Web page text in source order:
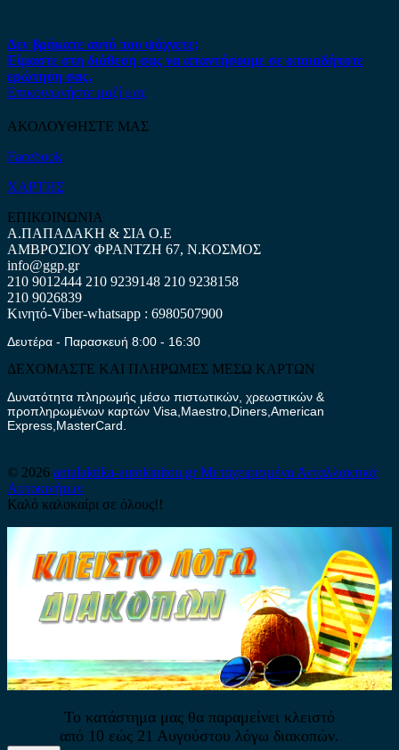
Δεν βρήκατε αυτό που ψάχνετε;
Είμαστε στη διάθεση σας να απαντήσουμε σε οποιαδήποτε
ερώτηση σας.
Επικοινωνήστε μαζί μας
ΑΚΟΛΟΥΘΗΣΤΕ ΜΑΣ
Facebook
ΧΑΡΤΗΣ
ΕΠΙΚΟΙΝΩΝΙΑ
Α.ΠΑΠΑΔΑΚΗ & ΣΙΑ Ο.Ε
ΑΜΒΡΟΣΙΟΥ ΦΡΑΝΤΖΗ 67, Ν.ΚΟΣΜΟΣ
info@ggp.gr
210 9012444 210 9239148 210 9238158
210 9026839
Κινητό-Viber-whatsapp : 6980507900
Δευτέρα - Παρασκευή 8:00 - 16:30
ΔΕΧΟΜΑΣΤΕ ΚΑΙ ΠΛΗΡΩΜΕΣ ΜΕΣΩ ΚΑΡΤΩΝ
Δυνατότητα πληρωμής μέσω πιστωτικών, χρεωστικών &
προπληρωμένων καρτών Visa,Maestro,Diners,American
Express,MasterCard.
© 2026 antalaktika-autokinitou.grΜεταχειρισμένα Ανταλλακτικά
Αυτοκινήτων
Καλό καλοκαίρι σε όλους!!
Το κατάστημα μας θα παραμείνει κλειστό
από 10 εώς 21 Αυγούστου λόγω διακοπών.